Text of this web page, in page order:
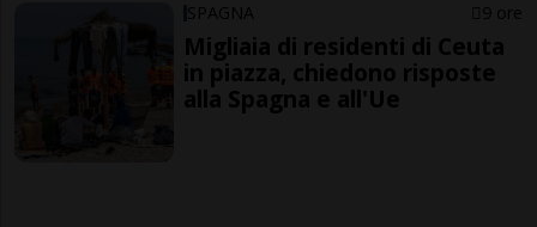
SPAGNA 9 ore
Migliaia di residenti di Ceuta
in piazza, chiedono risposte
alla Spagna e all'Ue